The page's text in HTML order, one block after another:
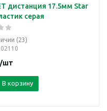
дистанция 17.5мм Star
серая
(23)
/шт
В корзину